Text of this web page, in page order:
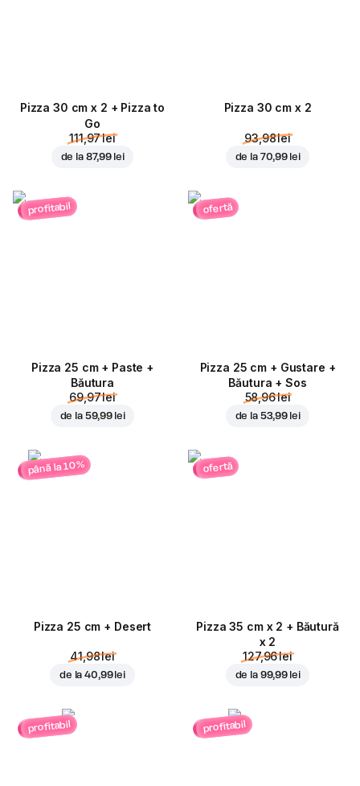
Pizza 30 cm x 2 + Pizza to
Go
111,97 lei
de la 87,99 lei
Pizza 30 cm x 2
93,98 lei
de la 70,99 lei
profitabil
Pizza 25 cm + Paste +
Băutura
69,97 lei
de la 59,99 lei
ofertă
Pizza 25 cm + Gustare +
Băutura + Sos
58,96 lei
de la 53,99 lei
până la 10%
Pizza 25 cm + Desert
41,98 lei
de la40,99 lei
ofertă
Pizza 35 cm x 2 + Băutură
x 2
127,96 lei
de la 99,99 lei
profitabil profitabil